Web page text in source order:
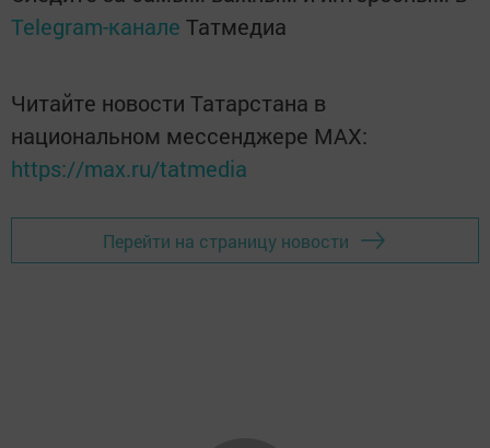
Telegram-канале Татмедиа
Читайте новости Татарстана в
национальном мессенджере MАХ:
https://max.ru/tatmedia
Перейти на страницу новости